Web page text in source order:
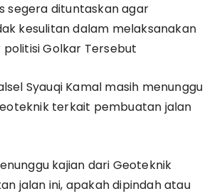
segera dituntaskan agar
kesulitan dalam melaksanakan
Golkar Tersebut
Syauqi Kamal masih menunggu
terkait pembuatan jalan
kajian dari Geoteknik
jalan ini, apakah dipindah atau